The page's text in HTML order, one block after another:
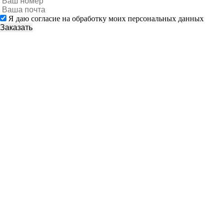
Я даю согласие на обработку моих персональных данных